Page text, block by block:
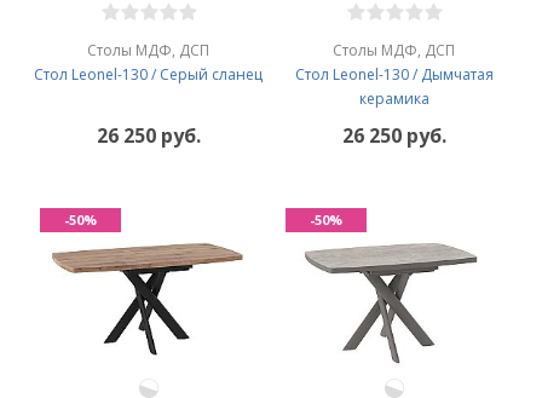
Столы МДФ, ДСП
Стол Leonel-130 / Серый сланец
26 250 руб.
Столы МДФ, ДСП
Стол Leonel-130 / Дымчатая
керамика
26 250 руб.
-50% -50%